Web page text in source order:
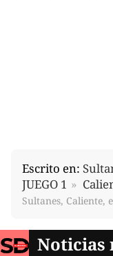
Escrito en:
JUEGO 1
Sultanes, Caliente,
Noticias